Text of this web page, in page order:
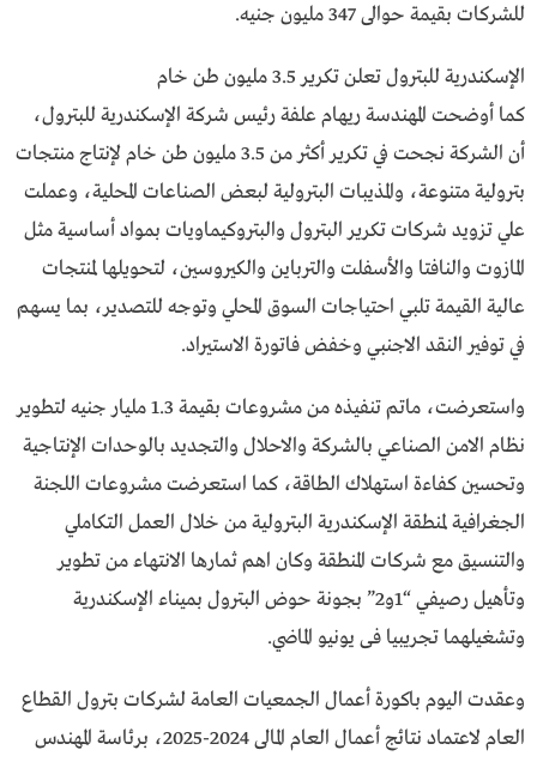
للشركات بقيمة حوالى 347 مليون جنيه.
الإسكندرية للبترول تعلن تكرير 3.5 مليون طن خام
كما أوضحت المهندسة ريهام علفة رئيس شركة الإسكندرية للبترول،
أن الشركة نجحت في تكرير أكثر من 3.5 مليون طن خام لإنتاج منتجات
بترولية متنوعة، والمذيبات البترولية لبعض الصناعات المحلية، وعملت
علي تزويد شركات تكرير البترول والبتروكيماويات بمواد أساسية مثل
المازوت والنافتا والأسفلت والترباين والكيروسين، لتحويلها لمنتجات
عالية القيمة تلبي احتياجات السوق المحلي وتوجه للتصدير، بما يسهم
في توفير النقد الاجنبي وخفض فاتورة الاستيراد.
واستعرضت، ماتم تنفيذه من مشروعات بقيمة 1.3 مليار جنيه لتطوير
نظام الامن الصناعي بالشركة والاحلال والتجديد بالوحدات الإنتاجية
وتحسين كفاءة استهلاك الطاقة، كما استعرضت مشروعات اللجنة
الجغرافية لمنطقة الإسكندرية البترولية من خلال العمل التكاملي
والتنسيق مع شركات المنطقة وكان اهم ثمارها الانتهاء من تطوير
وتأهيل رصيفي “1و2” بجونة حوض البترول بميناء الإسكندرية
وتشغيلهما تجريبيا فى يونيو الماضي.
وعقدت اليوم باكورة أعمال الجمعيات العامة لشركات بترول القطاع
العام لاعتماد نتائج أعمال العام المالى 2024-2025، برئاسة المهندس